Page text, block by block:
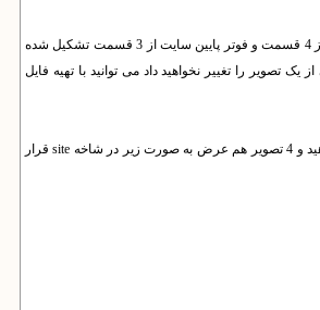
را بررسی کنید. اگر از قالب نوع awt2 استفاده می کنید هدر بالای سایت شما از 4 قسمت و فوتر پایین سایت از 3 قسمت تشکیل شده
فقط بخشی از یک تصویر را تغییر نخواهید داد می توانید با تهیه فایل
اگر می خواهید فقط از یک تصویر طرح دار برای هدر (و فوتر) استفاده کنید باید قالب را به نوع awt1 تغییر دهید و 4 تصویر هم عرض به صورت زیر در شاخه site قرار